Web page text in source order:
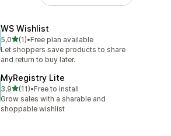
WS Wishlist
5,05 yıldız üzerinden
(1)
toplam 1 değerlendirme
•Free plan available
Let shoppers save products to share
and return to buy later.
MyRegistry Lite
3,95 yıldız üzerinden
(11)
toplam 11 değerlendirme
•Free to install
Grow sales with a sharable and
shoppable wishlist